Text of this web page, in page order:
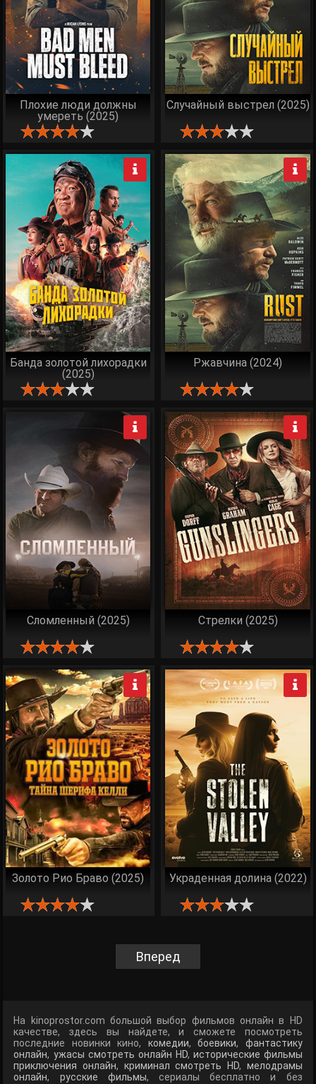
Плохие люди должны
умереть (2025)
Случайный выстрел (2025)
Банда золотой лихорадки
(2025)
Ржавчина (2024)
Сломленный (2025) Стрелки (2025)
Золото Рио Браво (2025) Украденная долина (2022)
Вперед
На kinoprostor.com большой выбор фильмов онлайн в HD
качестве, здесь вы найдете, и сможете посмотреть
последние новинки кино, комедии,боевики, фантастику
онлайн, ужасы смотреть онлайн HD, исторические фильмы
приключения онлайн, криминал смотреть HD, мелодрамы
онлайн, русские фильмы, сериалы бесплатно и без